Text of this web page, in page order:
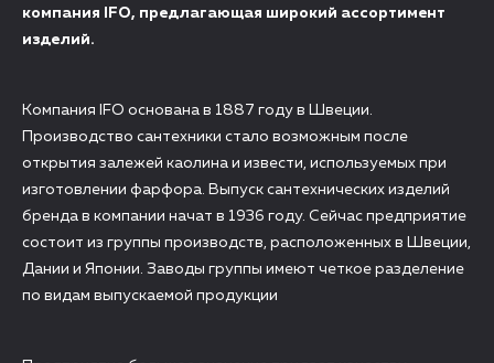
компания IFO, предлагающая широкий ассортимент
изделий.
Компания IFO основана в 1887 году в Швеции.
Производство сантехники стало возможным после
открытия залежей каолина и извести, используемых при
изготовлении фарфора. Выпуск сантехнических изделий
бренда в компании начат в 1936 году. Сейчас предприятие
состоит из группы производств, расположенных в Швеции,
Дании и Японии. Заводы группы имеют четкое разделение
по видам выпускаемой продукции